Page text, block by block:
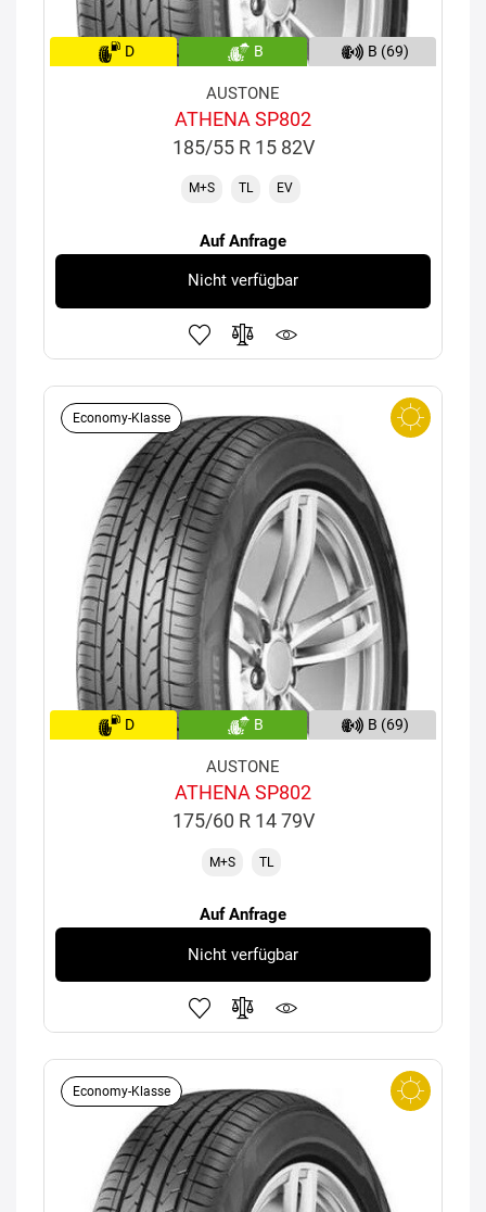
D B B (69)
AUSTONE
ATHENA SP802
185/55 R 15 82V
M+S TL EV
Auf Anfrage
Nicht verfügbar
Economy-Klasse
D B B (69)
AUSTONE
ATHENA SP802
175/60 R 14 79V
M+S TL
Auf Anfrage
Nicht verfügbar
Economy-Klasse